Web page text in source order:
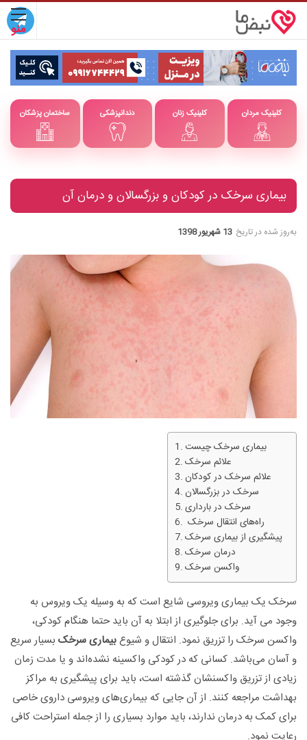
ساختمان پزشکان دندانپزشکی کلینیک زنان کلینیک مردان
بیماری سرخک در کودکان و بزرگسالان و درمان آن
به‌روز شده در تاریخ 13 شهریور 1398
بیماری سرخک چیست
علائم سرخک
علائم سرخک در کودکان
سرخک در بزرگسالان
سرخک در بارداری
راه‌های انتقال سرخک
پیشگیری از بیماری سرخک
درمان سرخک
واکسن سرخک
سرخک یک بیماری ویروسی شایع است که به وسیله یک ویروس به
وجود می آید. برای جلوگیری از ابتلا به آن باید حتما هنگام کودکی،
واکسن سرخک را تزریق نمود. انتقال و شیوعبیماری سرخک بسیار سریع
و آسان می‌باشد. کسانی که در کودکی واکسینه نشده‌اند و یا مدت زمان
زیادی از تزریق واکسنشان گذشته است، باید برای پیشگیری به مراکز
بهداشت مراجعه کنند. از آن جایی که بیماری‌های ویروسی داروی خاصی
برای کمک به درمان ندارند، باید موارد بسیاری را از جمله استراحت کافی
رعایت نمود.